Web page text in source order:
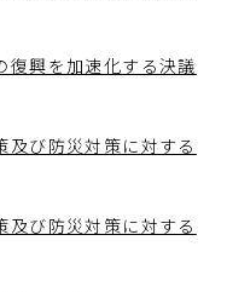
復興を加速化する決議
び防災対策に対する
び防災対策に対する